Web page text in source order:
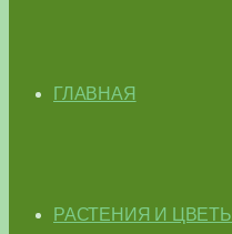
ГЛАВНАЯ
РАСТЕНИЯ И ЦВЕТЫ